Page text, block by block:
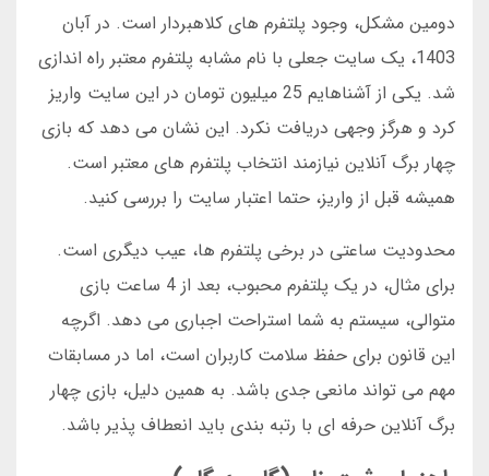
دومین مشکل، وجود پلتفرم های کلاهبردار است. در آبان
1403، یک سایت جعلی با نام مشابه پلتفرم معتبر راه اندازی
شد. یکی از آشناهایم 25 میلیون تومان در این سایت واریز
کرد و هرگز وجهی دریافت نکرد. این نشان می دهد که بازی
چهار برگ آنلاین نیازمند انتخاب پلتفرم های معتبر است.
همیشه قبل از واریز، حتما اعتبار سایت را بررسی کنید.
محدودیت ساعتی در برخی پلتفرم ها، عیب دیگری است.
برای مثال، در یک پلتفرم محبوب، بعد از 4 ساعت بازی
متوالی، سیستم به شما استراحت اجباری می دهد. اگرچه
این قانون برای حفظ سلامت کاربران است، اما در مسابقات
مهم می تواند مانعی جدی باشد. به همین دلیل، بازی چهار
برگ آنلاین حرفه ای با رتبه بندی باید انعطاف پذیر باشد.